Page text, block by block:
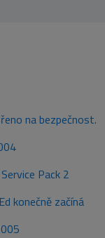
na bezpečnost.
Pack 2
konečně začíná